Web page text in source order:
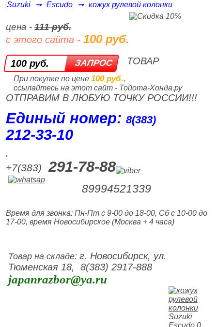
Suzuki ➞ Escudo ➞ кожух рулевой колонки
цена -111 руб.
с этого сайта -100 руб.
100 руб.
При покупке по цене 100 руб.,
ссылайтесь на этот сайт - Тойота-Хонда.ру
ТОВАР
ОТПРАВИМ В ЛЮБУЮ ТОЧКУ РОССИИ!!!
Единый номер:8(383)
212‑33‑10
,
+7(383) 291-78-88
89994521339
Время для звонка: Пн-Пт с 9-00 до 18-00, Сб с 10-00 до
17-00, время Новосибирское (Москва + 4 часа)
Товар на складе:г. Новосибирск, ул.
Тюменская 18, 8(383) 2917-888
japanrazbor@ya.ru